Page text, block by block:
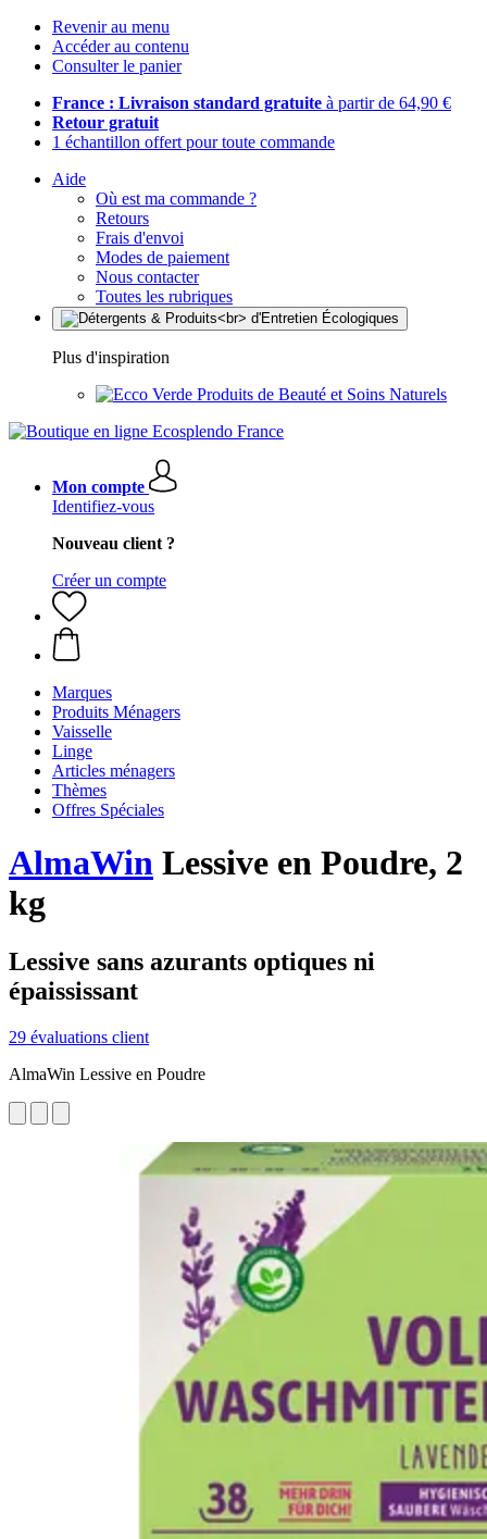
Revenir au menu
Accéder au contenu
Consulter le panier
France : Livraison standard gratuite à partir de 64,90 €
Retour gratuit
1 échantillon offert pour toute commande
Aide
Où est ma commande ?
Retours
Frais d'envoi
Modes de paiement
Nous contacter
Toutes les rubriques
Plus d'inspiration
Produits de Beauté et Soins Naturels
Mon compte
Identifiez-vous
Nouveau client ?
Créer un compte
Marques
Produits Ménagers
Vaisselle
Linge
Articles ménagers
Thèmes
Offres Spéciales
AlmaWin Lessive en Poudre, 2
kg
Lessive sans azurants optiques ni
épaississant
29 évaluations client
AlmaWin Lessive en Poudre